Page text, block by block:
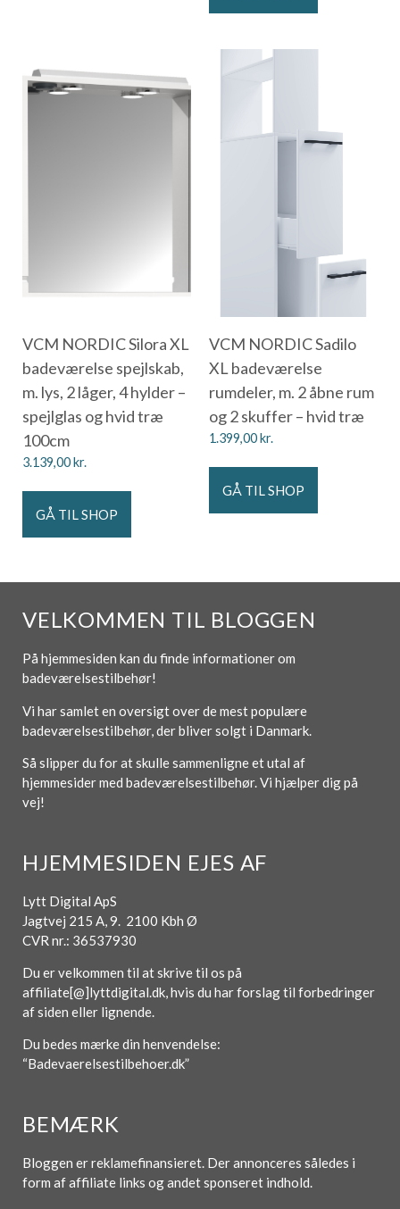
VCM NORDIC Silora XL
badeværelse spejlskab,
m. lys, 2 låger, 4 hylder –
spejlglas og hvid træ
100cm
3.139,00kr.
GÅ TIL SHOP
VCM NORDIC Sadilo
XL badeværelse
rumdeler, m. 2 åbne rum
og 2 skuffer – hvid træ
1.399,00kr.
GÅ TIL SHOP
VELKOMMEN TIL BLOGGEN
På hjemmesiden kan du finde informationer om
badeværelsestilbehør!
Vi har samlet en oversigt over de mest populære
badeværelsestilbehør, der bliver solgt i Danmark.
Så slipper du for at skulle sammenligne et utal af
hjemmesider med badeværelsestilbehør. Vi hjælper dig på
vej!
HJEMMESIDEN EJES AF
Lytt Digital ApS
Jagtvej 215 A, 9. 2100 Kbh Ø
CVR nr.: 36537930
Du er velkommen til at skrive til os på
affiliate[@]lyttdigital.dk, hvis du har forslag til forbedringer
af siden eller lignende.
Du bedes mærke din henvendelse:
“Badevaerelsestilbehoer.dk”
BEMÆRK
Bloggen er reklamefinansieret. Der annonceres således i
form af affiliate links og andet sponseret indhold.